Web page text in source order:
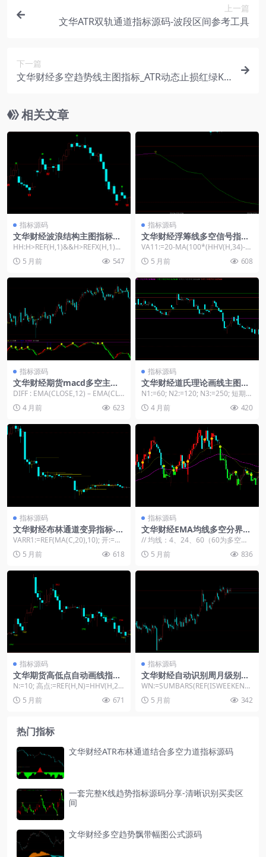
上一篇
文华ATR双轨通道指标源码-波段区间参考工具
下一篇
文华财经多空趋势线主图指标_ATR动态止损红绿K
相关文章
指标源码
文华财经波浪结构主图指标源
码-标注1-4浪数字+M顶W底信
号
HH:H>REF(H,1)&&H>REFX(H,1)...
5 月前
547
指标源码
文华财经浮筹线多空信号指标-
34/72周期高低价计算公式源
码
VA11:=20-MA(100*(HHV(H,34)-
C)/(HHV(H,34)...
5 月前 608
指标源码
文华财经期货macd多空主图
指标
DIFF : EMA(CLOSE,12) – EMA(CLO
SE,2...
4 月前 623
指标源码
文华财经道氏理论画线主图指
标源码
N1:=60; N2:=120; N3:=250; 短期低
点:=LLV(L,N1...
4 月前 420
指标源码
文华财经布林通道变异指标-黄
色K线多空买卖点提示
VARR1:=REF(MA(C,20),10); 开:=O-
VARR1; 高:=...
5 月前 618
指标源码
文华财经EMA均线多空分界线
金叉死叉指标
// 均线：4、24、60（60为多空分
界线） M1:EMA(CLOSE,4);...
5 月前 836
指标源码
文华期货高低点自动画线指标
源码-支撑压力突破预警公式
N:=10; 高点:=REF(H,N)=HHV(H,2*
N+1); 低点:=RE...
5 月前 671
指标源码
文华财经自动识别周月级别支
撑压力位的指标
WN:=SUMBARS(REF(ISWEEKEND,
1),1); MN:=SUM...
5 月前 342
热门指标
文华财经ATR布林通道结合多空力道指标源码
一套完整K线趋势指标源码分享-清晰识别买卖区
间
文华财经多空趋势飘带幅图公式源码